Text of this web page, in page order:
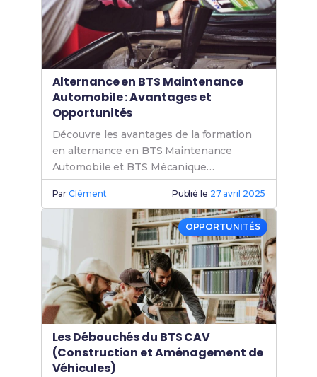
Alternance en BTS Maintenance
Automobile : Avantages et
Opportunités
Découvre les avantages de la formation
en alternance en BTS Maintenance
Automobile et BTS Mécanique
Automobile pour booster tes
opportunités carrière.
ParClément Publié le 27 avril 2025
OPPORTUNITÉS
Les Débouchés du BTS CAV
(Construction et Aménagement de
Véhicules)